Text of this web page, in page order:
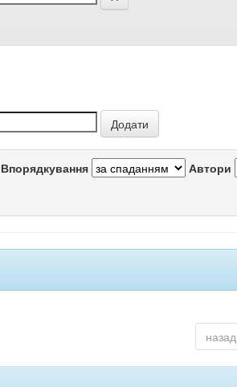
Впорядкування Автори
назад